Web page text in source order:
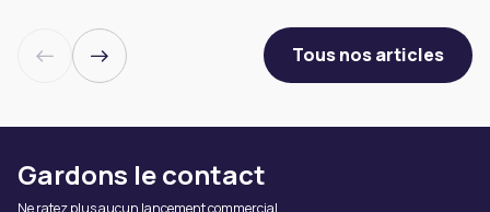
Tous nos articles
Gardons le contact